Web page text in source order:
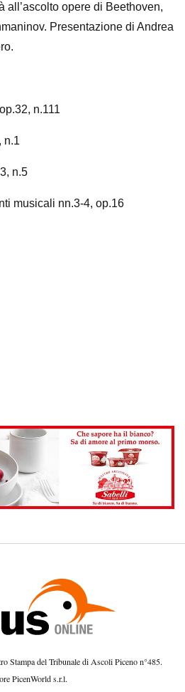
all’ascolto opere di Beethoven,
Presentazione di Andrea
n.111
n.1
n.5
musicali nn.3-4, op.16
Stampa del Tribunale di Ascoli Piceno n°485.
PicenWorld s.r.l.